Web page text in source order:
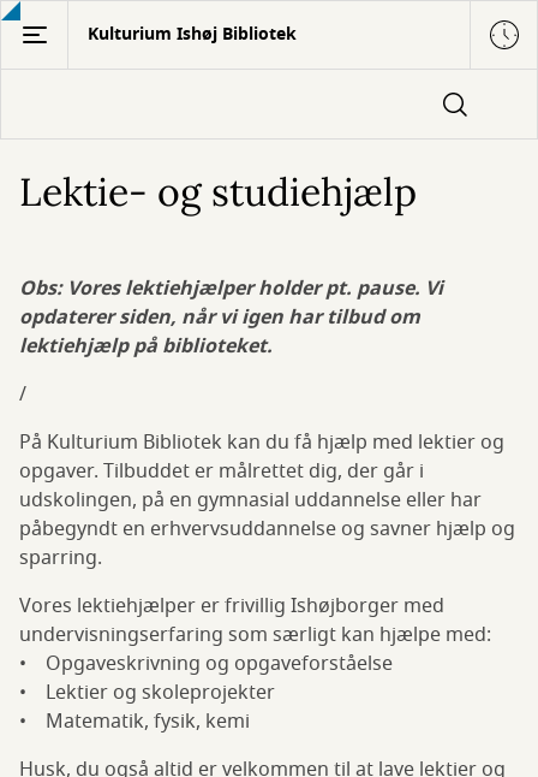
Gå
hovedindhold
Kulturium Ishøj Bibliotek
Lektie- og studiehjælp
Obs: Vores lektiehjælper holder pt. pause. Vi
opdaterer siden, når vi igen har tilbud om
lektiehjælp på biblioteket.
/
På Kulturium Bibliotek kan du få hjælp med lektier og
opgaver. Tilbuddet er målrettet dig, der går i
udskolingen, på en gymnasial uddannelse eller har
påbegyndt en erhvervsuddannelse og savner hjælp og
sparring.
Vores lektiehjælper er frivillig Ishøjborger med
undervisningserfaring som særligt kan hjælpe med:
• Opgaveskrivning og opgaveforståelse
• Lektier og skoleprojekter
• Matematik, fysik, kemi
Husk, du også altid er velkommen til at lave lektier og